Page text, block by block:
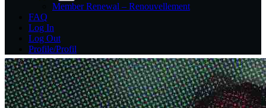
Member Renewal – Renouvellement
FAQ
Log In
Log Out
Profile/Profil